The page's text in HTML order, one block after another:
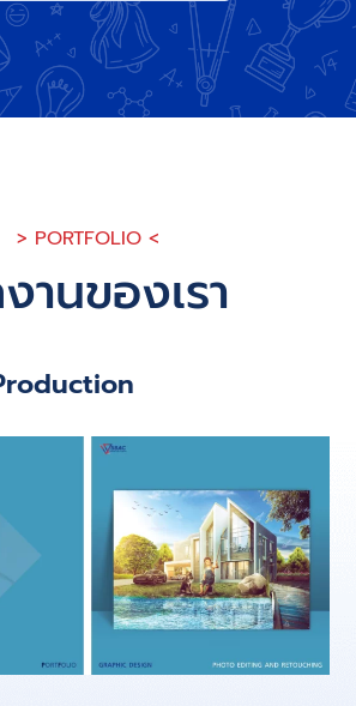
> PORTFOLIO <
านของเรา